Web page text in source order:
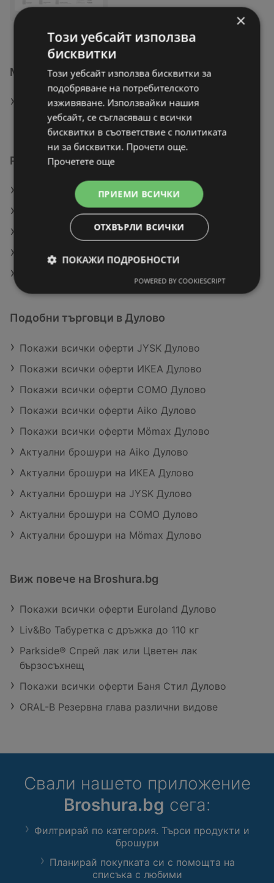
Магазини на Мебели Виденов в Дулово
ПОКАЖИ ВСИЧКИ МАГАЗИНИ НА МЕБЕЛИ
ВИДЕНОВ
Разгледай още предложения
Модерен диван
Луксозно одеяло от вълна алпака
Таванска лампа
Подобни търговци в Дулово
Покажи всички оферти JYSK Дулово
Покажи всички оферти ИКЕА Дулово
Покажи всички оферти COMO Дулово
Покажи всички оферти Aiko Дулово
Покажи всички оферти Mömax Дулово
Актуални брошури на Aiko Дулово
Актуални брошури на ИКЕА Дулово
Актуални брошури на JYSK Дулово
Актуални брошури на COMO Дулово
Актуални брошури на Mömax Дулово
Виж повече на Broshura.bg
Покажи всички оферти Euroland Дулово
Liv&Bo Табуретка с дръжка до 110 кг
Parkside® Спрей лак или Цветен лак
бързосъхнещ
Покажи всички оферти Баня Стил Дулово
ORAL-B Резервна глава различни видове
Свали нашето приложение
Broshura.bg сега:
Филтрирай по категория. Търси продукти и
брошури
Планирай покупката си с помощта на
списъка с любими
×
Този уебсайт използва
бисквитки
Този уебсайт използва бисквитки за
подобряване на потребителското
изживяване. Използвайки нашия
уебсайт, се съгласяваш с всички
бисквитки в съответствие с политиката
ни за бисквитки. Прочети още.
Прочетете още
ПРИЕМИ ВСИЧКИ
ОТХВЪРЛИ ВСИЧКИ
ПОКАЖИ ПОДРОБНОСТИ
POWERED BY COOKIESCRIPT